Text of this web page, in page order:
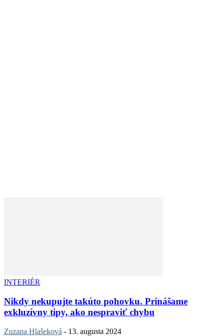
INTERIÉR
Nikdy nekupujte takúto pohovku. Prinášame
exkluzívny tipy, ako nespraviť chybu
Zuzana Hlašeková - 13. augusta 2024